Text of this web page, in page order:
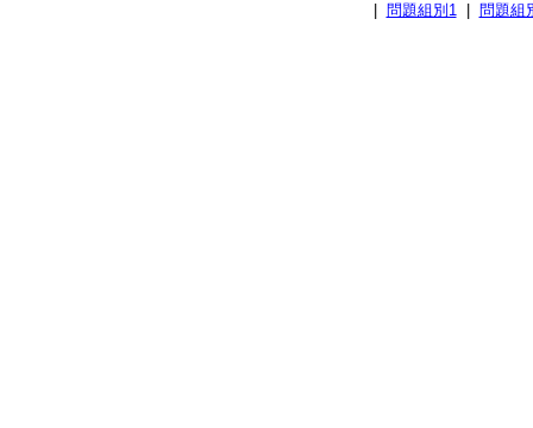
問題組別1| 問題組